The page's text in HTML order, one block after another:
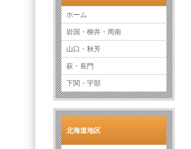
ホーム
岩国・柳井・周南
山口・秋芳
萩・長門
下関・宇部
北海道地区